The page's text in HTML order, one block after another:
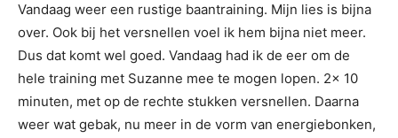
Vandaag weer een rustige baantraining. Mijn lies is bijna
over. Ook bij het versnellen voel ik hem bijna niet meer.
Dus dat komt wel goed. Vandaag had ik de eer om de
hele training met Suzanne mee te mogen lopen. 2x 10
minuten, met op de rechte stukken versnellen. Daarna
weer wat gebak, nu meer in de vorm van energiebonken,